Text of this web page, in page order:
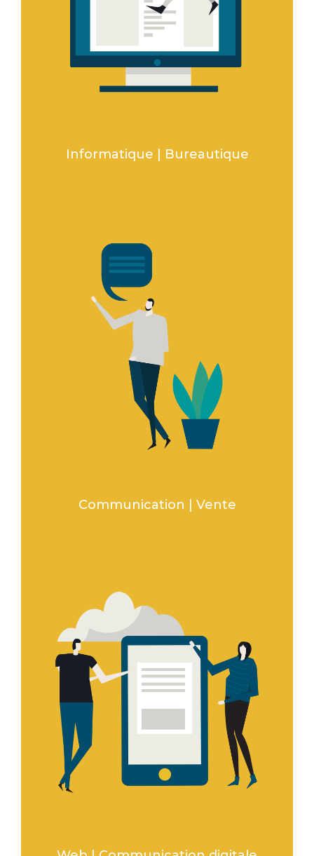
Informatique | Bureautique
Communication | Vente